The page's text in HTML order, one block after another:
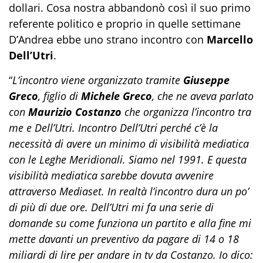
dollari. Cosa nostra abbandonò così il suo primo
referente politico e proprio in quelle settimane
D’Andrea ebbe uno strano incontro con Marcello
Dell’Utri.
“L’incontro viene organizzato tramite Giuseppe
Greco, figlio di Michele Greco, che ne aveva parlato
con Maurizio Costanzo che organizza l’incontro tra
me e Dell’Utri. Incontro Dell’Utri perché c’è la
necessità di avere un minimo di visibilità mediatica
con le Leghe Meridionali. Siamo nel 1991. E questa
visibilità mediatica sarebbe dovuta avvenire
attraverso Mediaset. In realtà l’incontro dura un po’
di più di due ore. Dell’Utri mi fa una serie di
domande su come funziona un partito e alla fine mi
mette davanti un preventivo da pagare di 14 o 18
miliardi di lire per andare in tv da Costanzo. Io dico: